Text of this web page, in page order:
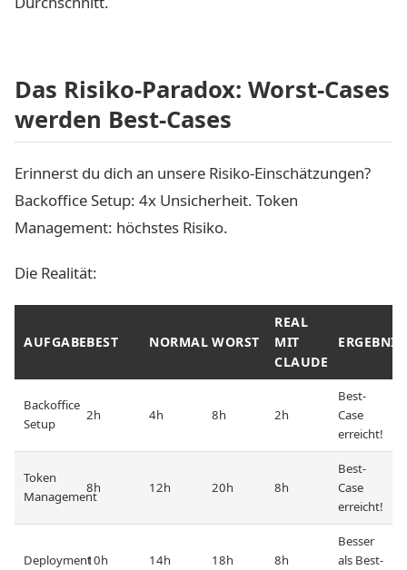
Das Risiko-Paradox: Worst-Cases
werden Best-Cases
Erinnerst du dich an unsere Risiko-Einschätzungen?
Backoffice Setup: 4x Unsicherheit. Token
Management: höchstes Risiko.
Die Realität:
AUFGABEBEST NORMAL WORST
REAL
MIT
CLAUDE
ERGEBNIS
Backoffice
Setup
2h 4h 8h 2h
Best-
Case
erreicht!
Token
Management
8h 12h 20h 8h
Best-
Case
erreicht!
Deployment10h 14h 18h 8h
Besser
als Best-